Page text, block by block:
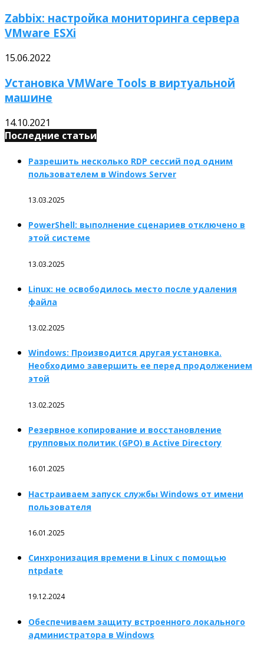
Zabbix: настройка мониторинга сервера
VMware ESXi
15.06.2022
Установка VMWare Tools в виртуальной
машине
14.10.2021
Последние статьи
Разрешить несколько RDP сессий под одним
пользователем в Windows Server
13.03.2025
PowerShell: выполнение сценариев отключено в
этой системе
13.03.2025
Linux: не освободилось место после удаления
файла
13.02.2025
Windows: Производится другая установка.
Необходимо завершить ее перед продолжением
этой
13.02.2025
Резервное копирование и восстановление
групповых политик (GPO) в Active Directory
16.01.2025
Настраиваем запуск службы Windows от имени
пользователя
16.01.2025
Синхронизация времени в Linux с помощью
ntpdate
19.12.2024
Обеспечиваем защиту встроенного локального
администратора в Windows